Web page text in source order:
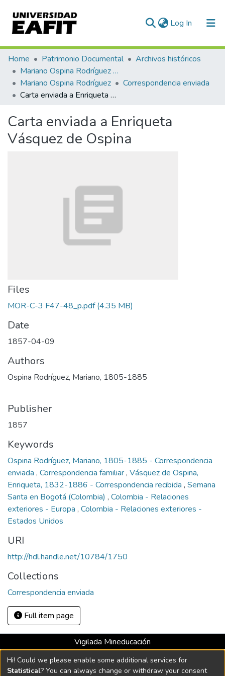
Log In (current)
Communities & Collections
All of DSpace
Statistics
Home Patrimonio Documental
Archivos históricos
Mariano Ospina Rodríguez (1826 -1912)
Mariano Ospina Rodríguez
Correspondencia enviada
Carta enviada a Enriqueta Vásquez de Ospina
Carta enviada a Enriqueta
Vásquez de Ospina
Files
MOR-C-3 F47-48_p.pdf(4.35 MB)
Date
1857-04-09
Authors
Ospina Rodríguez, Mariano, 1805-1885
Publisher
1857
Keywords
Ospina Rodríguez, Mariano, 1805-1885 - Correspondencia
enviada , Correspondencia familiar, Vásquez de Ospina,
Enriqueta, 1832-1886 - Correspondencia recibida , Semana
Santa en Bogotá (Colombia) , Colombia - Relaciones
exteriores - Europa , Colombia - Relaciones exteriores -
Estados Unidos
URI
http://hdl.handle.net/10784/1750
Collections
Correspondencia enviada
Full item page
Vigilada Mineducación
Universidad con Acreditación Institucional hasta 2026 -
Resolución MEN 2158 de 2018
Hi! Could we please enable some additional services for
Statistical? You can always change or withdraw your consent